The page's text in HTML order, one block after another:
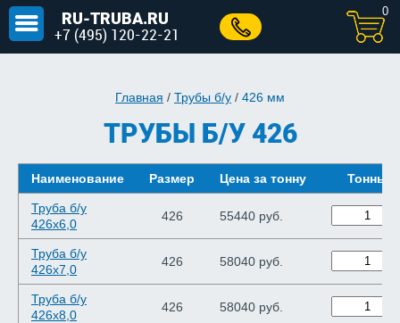
RU-TRUBA.RU
+7 (495) 120-22-21
0
Главная / Трубы б/у / 426 мм
ТРУБЫ Б/У 426
Наименование Размер Цена за тонну Тонны
Труба б/у
426х6,0
426 55440 руб.
Труба б/у
426х7,0
426 58040 руб.
Труба б/у
426х8,0
426 58040 руб.